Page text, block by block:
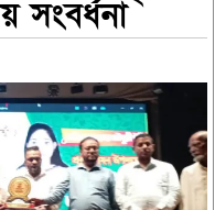
সংবর্ধনা